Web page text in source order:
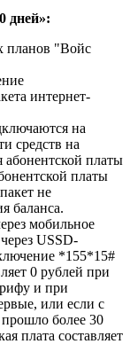
дней»:
планов "Войс
интернет-
на
средств на
абонентской платы
платы
не
баланса.
мобильное
USSD-
*155*15#
0 рублей при
и при
или если с
более 30
плата составляет